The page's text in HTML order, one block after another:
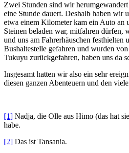
Zwei Stunden sind wir
eine Stunde dauert. Deshalb haben wir
etwa einem Kilometer kam ein Auto an
Steinen beladen war, mitfahren dürfen,
und uns am Fahrerhäuschen
Bushaltestelle gefahren und wurden
Tukuyu zurückgefahren, haben uns da
Insgesamt hatten wir also ein sehr
diesen ganzen Abenteuern und den
[1] Nadja, die Olle aus Himo (das hat
habe.
[2] Das ist Tansania.